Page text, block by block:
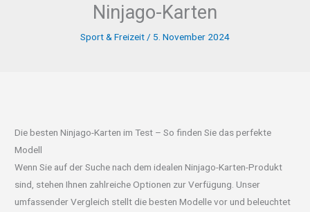
Ninjago-Karten
Sport & Freizeit / 5. November 2024
Die besten Ninjago-Karten im Test – So finden Sie das perfekte
Modell
Wenn Sie auf der Suche nach dem idealen Ninjago-Karten-Produkt
sind, stehen Ihnen zahlreiche Optionen zur Verfügung. Unser
umfassender Vergleich stellt die besten Modelle vor und beleuchtet